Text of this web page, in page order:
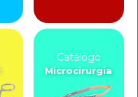
Catálogo
Microcirurgia